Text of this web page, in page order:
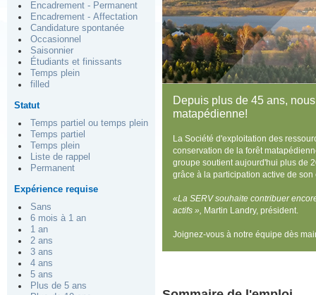
Encadrement - Permanent
Encadrement - Affectation
Candidature spontanée
Occasionnel
Saisonnier
Étudiants et finissants
Temps plein
filled
Statut
Temps partiel ou temps plein
Temps partiel
Temps plein
Liste de rappel
Permanent
Expérience requise
Sans
6 mois à 1 an
1 an
2 ans
3 ans
4 ans
5 ans
Plus de 5 ans
Depuis plus de 45 ans,
matapédienne!
La Société d'exploitation des
conservation de la forêt
groupe soutient aujourd'hui plus de
grâce à la participation active de
«La SERV souhaite contribuer
actifs », Martin Landry, président.
Joignez-vous à notre équipe dès